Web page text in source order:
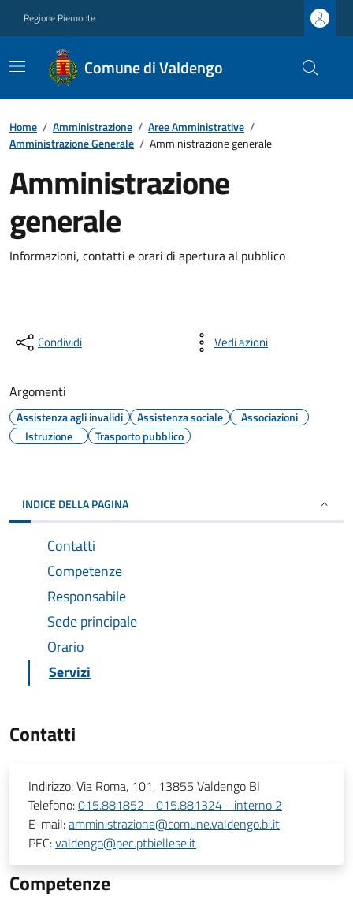
Regione Piemonte
Comune di Valdengo
Home / Amministrazione / Aree Amministrative /
Amministrazione Generale / Amministrazione generale
Amministrazione
generale
Informazioni, contatti e orari di apertura al pubblico
Condividi Vedi azioni
Argomenti
Assistenza agli invalidi Assistenza sociale
Associazioni
Istruzione
Trasporto pubblico
INDICE DELLA PAGINA
Contatti
Competenze
Responsabile
Sede principale
Orario
Servizi
Contatti
Indirizzo:Via Roma, 101, 13855 Valdengo BI
Telefono:015.881852 - 015.881324 - interno 2
E-mail:amministrazione@comune.valdengo.bi.it
PEC:valdengo@pec.ptbiellese.it
Competenze